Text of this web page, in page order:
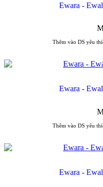
Ewara -
Thêm vào DS yêu
Ewara -
Thêm vào DS yêu
Ewara -